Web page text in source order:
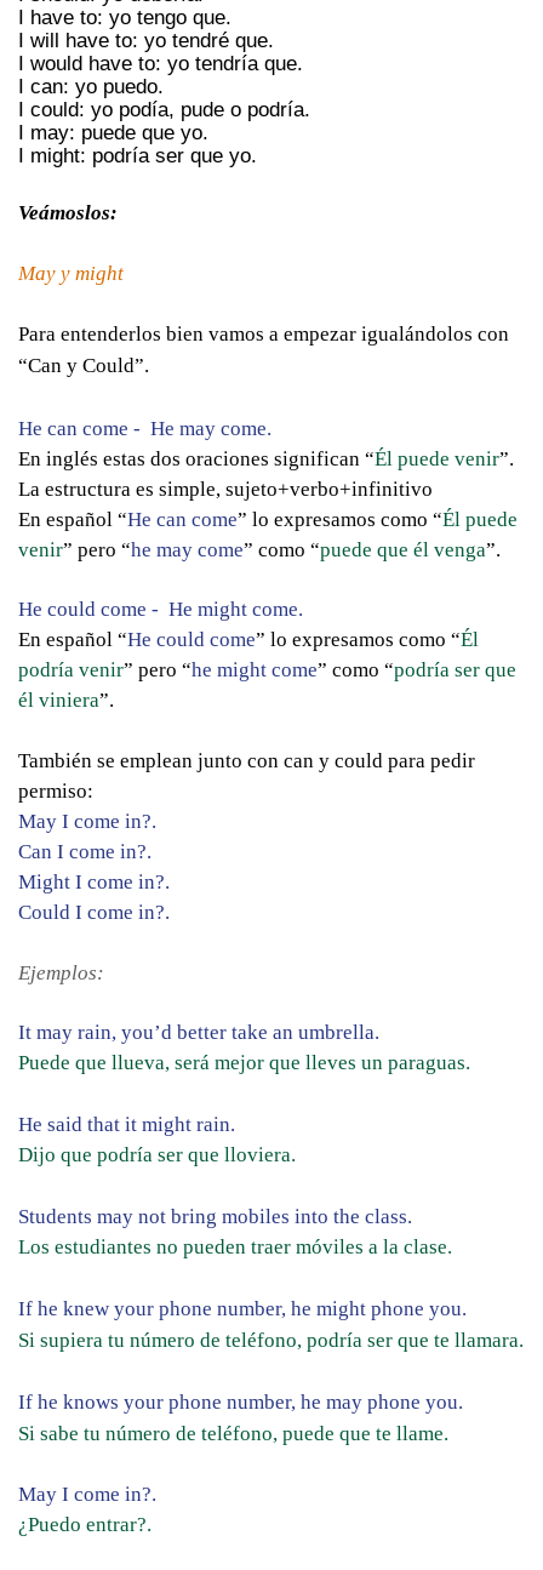
I have to: yo tengo que.
I will have to: yo tendré que.
I would have to: yo tendría que.
I can: yo puedo.
I could: yo podía, pude o podría.
I may: puede que yo.
I might: podría ser que yo.
Veámoslos:
May y might
Para entenderlos bien vamos a empezar igualándolos con
“Can y Could”.
He can come - He may come.
En inglés estas dos oraciones significan “Él puede venir”.
La estructura es simple, sujeto+verbo+infinitivo
En español “He can come” lo expresamos como “Él puede
venir” pero “he may come” como “puede que él venga”.
He could come - He might come.
En español “He could come” lo expresamos como “Él
podría venir” pero “he might come” como “podría ser que
él viniera”.
También se emplean junto con can y could para pedir
permiso:
May I come in?.
Can I come in?.
Might I come in?.
Could I come in?.
Ejemplos:
It may rain, you’d better take an umbrella.
Puede que llueva, será mejor que lleves un paraguas.
He said that it might rain.
Dijo que podría ser que lloviera.
Students may not bring mobiles into the class.
Los estudiantes no pueden traer móviles a la clase.
If he knew your phone number, he might phone you.
Si supiera tu número de teléfono, podría ser que te llamara.
If he knows your phone number, he may phone you.
Si sabe tu número de teléfono, puede que te llame.
May I come in?.
¿Puedo entrar?.